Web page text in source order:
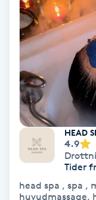
Skalpmassage
Skinbooster
Sklerosering
Skoinlägg
Skägg
Skäggfärgning
HEAD
4.9
Tider
head spa , spa ,